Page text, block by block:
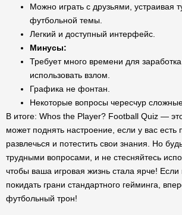
Можно играть с друзьями, устраивая
футбольной темы.
Легкий и доступный интерфейс.
Минусы:
Требует много времени для
использовать взлом.
Графика не фонтан.
Некоторые вопросы чересчур
В итоге: Whos the Player? Football Quiz —
может поднять настроение, если у вас есть
развлечься и потестить свои знания. Но
трудными вопросами, и не стесняйтесь
чтобы ваша игровая жизнь стала ярче! Если
покидать грани стандартного гейминга,
футбольный трон!